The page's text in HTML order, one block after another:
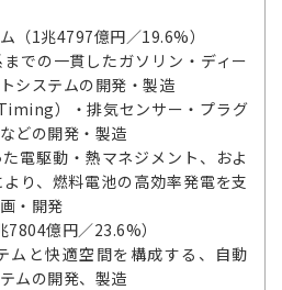
（1兆4797億円／19.6%）
での一貫したガソリン・ディー
システムの開発・製造
）・排気センサー・プラグ
どの開発・製造
電駆動・熱マネジメント、およ
り、燃料電池の高効率発電を支
・開発
億円／23.6%）
ムと快適空間を構成する、自動
ムの開発、製造